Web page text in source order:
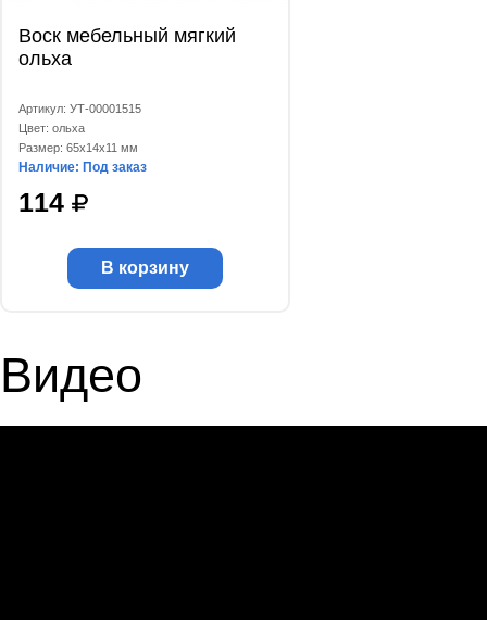
Воск мебельный мягкий
ольха
Артикул: УТ-00001515
Цвет: ольха
Размер: 65x14x11 мм
Наличие: Под заказ
114
В корзину
Видео